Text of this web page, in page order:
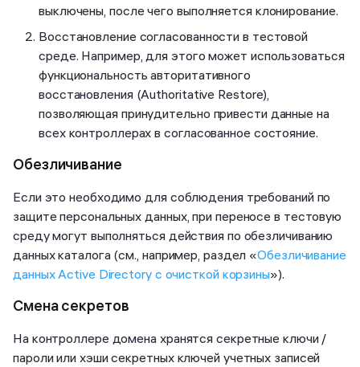
выключены, после чего выполняется клонирование.
Восстановление согласованности в тестовой
среде. Например, для этого может использоваться
функциональность авторитативного
восстановления (Authoritative Restore),
позволяющая принудительно привести данные на
всех контроллерах в согласованное состояние.
Обезличивание
Если это необходимо для соблюдения требований по
защите персональных данных, при переносе в тестовую
среду могут выполняться действия по обезличиванию
данных каталога (см., например, раздел «Обезличивание
данных Active Directory с очисткой корзины»).
Смена секретов
На контроллере домена хранятся секретные ключи /
пароли или хэши секретных ключей учетных записей